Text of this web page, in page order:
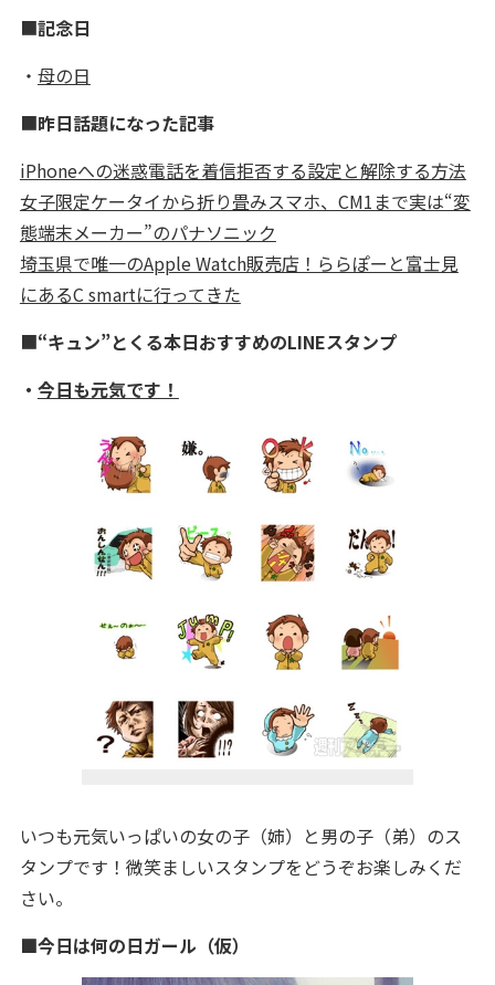
■記念日
・ 母の日
■昨日話題になった記事
iPhoneへの迷惑電話を着信拒否する設定と解除する方法
女子限定ケータイから折り畳みスマホ、CM1まで実は“変
態端末メーカー”のパナソニック
埼玉県で唯一のApple Watch販売店！ららぽーと富士見
にあるC smartに行ってきた
■“キュン”とくる本日おすすめのLINEスタンプ
・ 今日も元気です！
いつも元気いっぱいの女の子（姉）と男の子（弟）のス
タンプです！微笑ましいスタンプをどうぞお楽しみくだ
さい。
■今日は何の日ガール（仮）